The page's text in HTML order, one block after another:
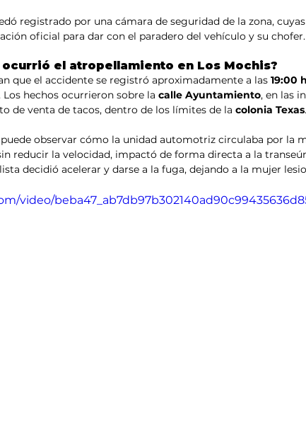
registrado por una cámara de seguridad de la zona,
oficial para dar con el paradero del vehículo y su chofer.
ocurrió el atropellamiento en Los Mochis?
que el accidente se registró aproximadamente a las 19:00
Los hechos ocurrieron sobre la calle Ayuntamiento, en las
de venta de tacos, dentro de los límites de la colonia Texas.
observar cómo la unidad automotriz circulaba por la
reducir la velocidad, impactó de forma directa a la
decidió acelerar y darse a la fuga, dejando a la mujer
video/